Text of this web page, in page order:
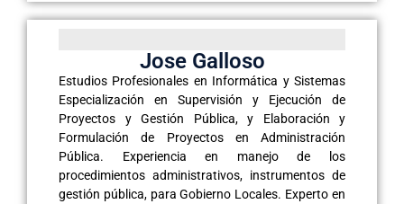
Jose Galloso
Estudios Profesionales en Informática y Sistemas
Especialización en Supervisión y Ejecución de
Proyectos y Gestión Pública, y Elaboración y
Formulación de Proyectos en Administración
Pública. Experiencia en manejo de los
procedimientos administrativos, instrumentos de
gestión pública, para Gobierno Locales. Experto en